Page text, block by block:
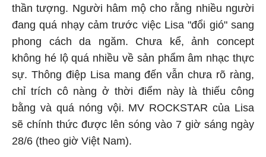
thần tượng. Người hâm mộ cho rằng nhiều người
đang quá nhạy cảm trước việc Lisa "đổi gió" sang
phong cách da ngăm. Chưa kể, ảnh concept
không hé lộ quá nhiều về sản phẩm âm nhạc thực
sự. Thông điệp Lisa mang đến vẫn chưa rõ ràng,
chỉ trích cô nàng ở thời điểm này là thiếu công
bằng và quá nóng vội. MV ROCKSTAR của Lisa
sẽ chính thức được lên sóng vào 7 giờ sáng ngày
28/6 (theo giờ Việt Nam).